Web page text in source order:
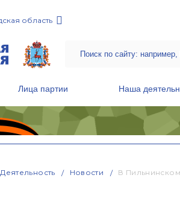
область
Лица партии Наша
Новости В